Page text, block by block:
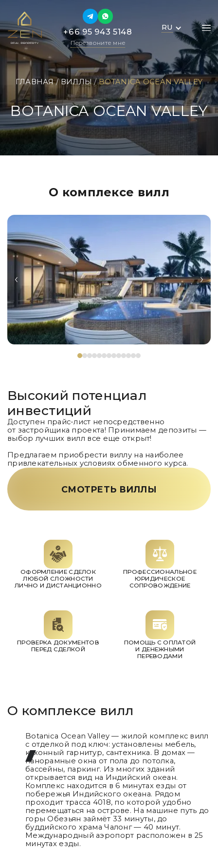
+66 95 943 5148
Перезвоните мне
RU
+66 95 943 5148
Перезвоните мне
RU
ГЛАВНАЯ / ВИЛЛЫ / BOTANICA OCEAN VALLEY
BOTANICA OCEAN VALLEY
О комплексе вилл
Высокий потенциал
инвестиций
Доступен прайс-лист непосредственно
от застройщика проекта! Принимаем депозиты —
выбор лучших вилл все еще открыт!
Предлагаем приобрести виллу на наиболее
привлекательных условиях обменного курса.
СМОТРЕТЬ ВИЛЛЫ
ОФОРМЛЕНИЕ СДЕЛОК
ЛЮБОЙ СЛОЖНОСТИ
ЛИЧНО И ДИСТАНЦИОННО
ПРОФЕССИОНАЛЬНОЕ
ЮРИДИЧЕСКОЕ
СОПРОВОЖДЕНИЕ
ПРОВЕРКА ДОКУМЕНТОВ
ПЕРЕД СДЕЛКОЙ
ПОМОЩЬ С ОПЛАТОЙ
И ДЕНЕЖНЫМИ
ПЕРЕВОДАМИ
О комплексе вилл
Botanica Ocean Valley — жилой комплекс вилл
с отделкой под ключ: установлены мебель,
кухонный гарнитур, сантехника. В домах —
панорамные окна от пола до потолка,
бассейны, паркинг. Из многих зданий
открывается вид на Индийский океан.
Комплекс находится в 6 минутах езды от
побережья Индийского океана. Рядом
проходит трасса 4018, по которой удобно
перемещаться на острове. На машине путь до
горы Обезьян займёт 33 минуты, до
буддийского храма Чалонг — 40 минут.
Международный аэропорт расположен в 25
минутах езды.